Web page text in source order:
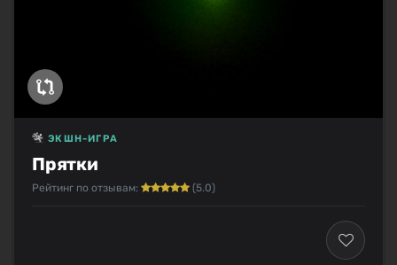
Прятки
ЭКШН-ИГРА
Рейтинг по отзывам: (5.0)